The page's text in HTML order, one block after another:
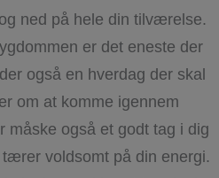
ned på hele din tilværelse.
er det eneste der
også en hverdag der skal
om at komme igennem
måske også et godt tag i dig
voldsomt på din energi.